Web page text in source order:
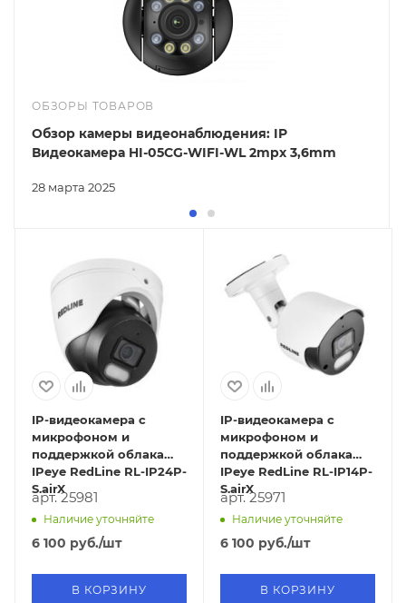
ОБЗОРЫ ТОВАРОВ
28 марта 2025
Обзор камеры видеонаблюдения: IP
Видеокамера HI-05CG-WIFI-WL 2mpx 3,6mm
IP-видеокамера с
микрофоном и
поддержкой облака
IPeye RedLine RL-IP24P-
S.airX
арт. 25981
Наличие уточняйте
6 100 руб./шт
В КОРЗИНУ
IP-видеокамера с
микрофоном и
поддержкой облака
IPeye RedLine RL-IP14P-
S.airX
арт. 25971
Наличие уточняйте
6 100 руб./шт
В КОРЗИНУ